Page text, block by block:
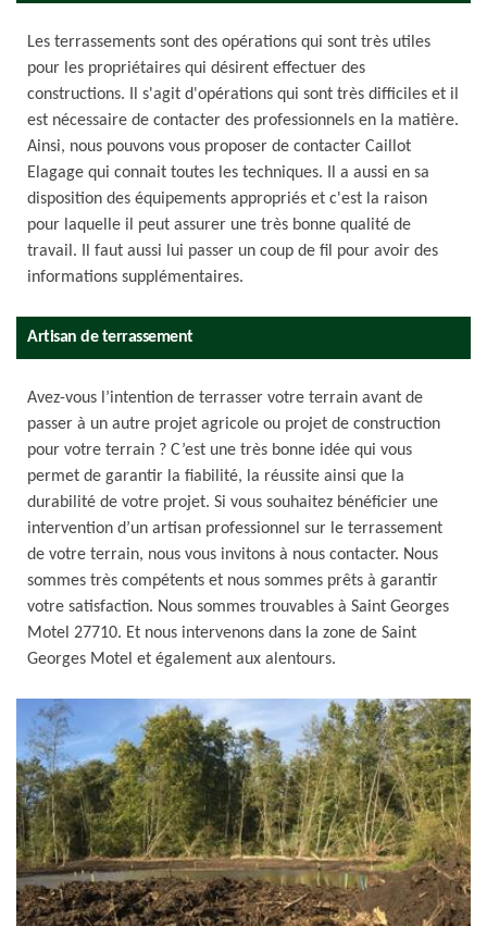
Les terrassements sont des opérations qui sont très utiles
pour les propriétaires qui désirent effectuer des
constructions. Il s'agit d'opérations qui sont très difficiles et il
est nécessaire de contacter des professionnels en la matière.
Ainsi, nous pouvons vous proposer de contacter Caillot
Elagage qui connait toutes les techniques. Il a aussi en sa
disposition des équipements appropriés et c'est la raison
pour laquelle il peut assurer une très bonne qualité de
travail. Il faut aussi lui passer un coup de fil pour avoir des
informations supplémentaires.
Artisan de terrassement
Avez-vous l’intention de terrasser votre terrain avant de
passer à un autre projet agricole ou projet de construction
pour votre terrain ? C’est une très bonne idée qui vous
permet de garantir la fiabilité, la réussite ainsi que la
durabilité de votre projet. Si vous souhaitez bénéficier une
intervention d’un artisan professionnel sur le terrassement
de votre terrain, nous vous invitons à nous contacter. Nous
sommes très compétents et nous sommes prêts à garantir
votre satisfaction. Nous sommes trouvables à Saint Georges
Motel 27710. Et nous intervenons dans la zone de Saint
Georges Motel et également aux alentours.